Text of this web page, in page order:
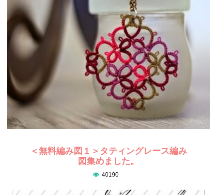
＜無料編み図１＞タティングレース編み
図集めました。
40190